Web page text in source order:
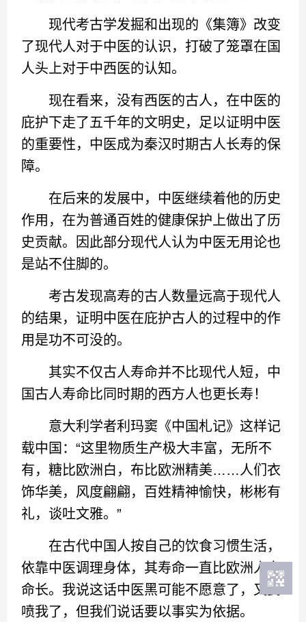
现代考古学发掘和出现的《集簿》改变
了现代人对于中医的认识，打破了笼罩在国
人头上对于中西医的认知。
现在看来，没有西医的古人，在中医的
庇护下走了五千年的文明史，足以证明中医
的重要性，中医成为秦汉时期古人长寿的保
障。
在后来的发展中，中医继续着他的历史
作用，在为普通百姓的健康保护上做出了历
史贡献。因此部分现代人认为中医无用论也
是站不住脚的。
考古发现高寿的古人数量远高于现代人
的结果，证明中医在庇护古人的过程中的作
用是功不可没的。
其实不仅古人寿命并不比现代人短，中
国古人寿命比同时期的西方人也更长寿！
意大利学者利玛窦《中国札记》这样记
载中国：“这里物质生产极大丰富，无所不
有，糖比欧洲白，布比欧洲精美……人们衣
饰华美，风度翩翩，百姓精神愉快，彬彬有
礼，谈吐文雅。”
在古代中国人按自己的饮食习惯生活，
依靠中医调理身体，其寿命一直比欧洲人寿
命长。我说这话中医黑可能不愿意了，又要
喷我了，但我们说话要以事实为依据。